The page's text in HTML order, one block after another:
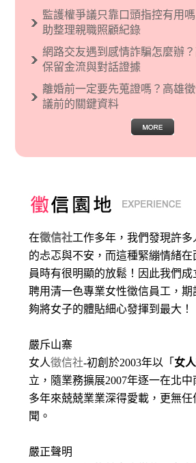
監護權爭議只靠口頭指控有用
助整理親職照顧紀錄
網路交友遇到感情詐騙怎麼辦
保留金流與對話證據
離婚前一定要先蒐證嗎？高雄
議前的關鍵資料
在徵信社工作多年，我們發現許
的忐忑與不安，而這種緊繃情緒在
員時有很明顯的放鬆！因此我們成
聘用清一色專業女性徵信員工，期
夠將女子的體貼細心發揮到最大 ！
嚴斥山寨
女人徵信社-初創於2003年以「 女
立，隨業務擴展2007年逐一在北
多年來兢兢業業深得愛載，更無
聞。
嚴正聲明